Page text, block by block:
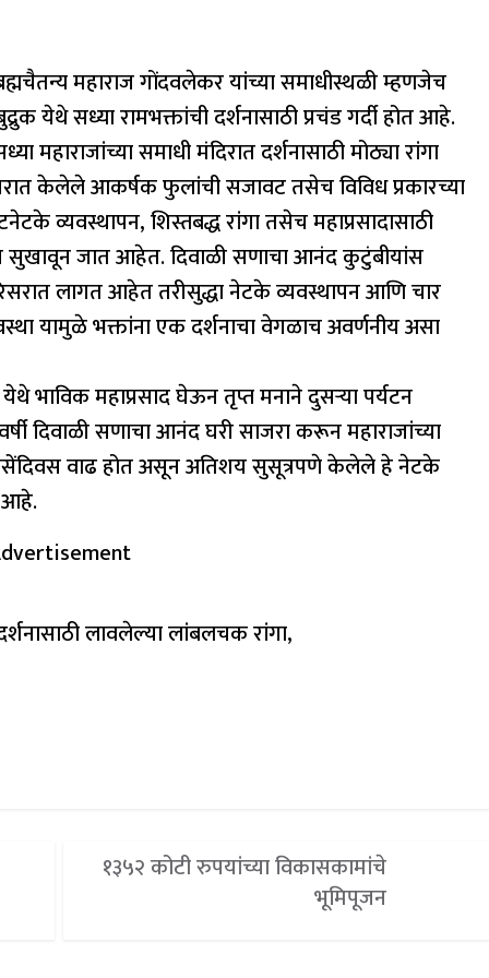
महाराज गोंदवलेकर यांच्या समाधीस्थळी म्हणजेच
येथे सध्या रामभक्तांची दर्शनासाठी प्रचंड गर्दी होत आहे.
समाधी मंदिरात दर्शनासाठी मोठ्या रांगा
केलेले आकर्षक फुलांची सजावट तसेच विविध प्रकारच्या
व्यवस्थापन, शिस्तबद्ध रांगा तसेच महाप्रसादासाठी
जात आहेत. दिवाळी सणाचा आनंद कुटुंबीयांस
लागत आहेत तरीसुद्धा नेटके व्यवस्थापन आणि चार
यामुळे भक्तांना एक दर्शनाचा वेगळाच अवर्णनीय असा
येथे भाविक महाप्रसाद घेऊन तृप्त मनाने दुसऱ्या पर्यटन
दिवाळी सणाचा आनंद घरी साजरा करून महाराजांच्या
वाढ होत असून अतिशय सुसूत्रपणे केलेले हे नेटके
आहे.
लावलेल्या लांबलचक रांगा,
१३५२ कोटी रुपयांच्या विकासकामांचे
भूमिपूजन